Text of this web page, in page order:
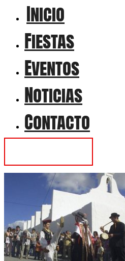
Inicio
Fiestas
Eventos
Noticias
Contacto